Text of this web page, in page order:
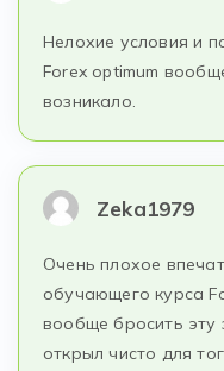
Нелохие условия и
Forex optimum
возникало.
Zeka1979
Очень плохое
обучающего курса
вообще бросить
открыл чисто для